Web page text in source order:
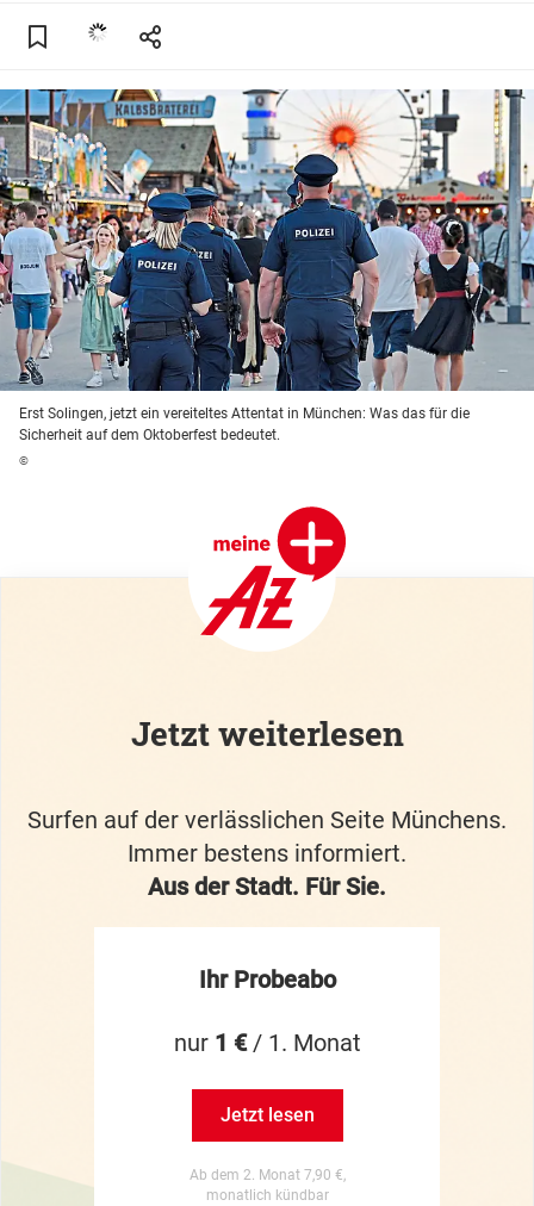
Erst Solingen, jetzt ein vereiteltes Attentat in München: Was das für die
Sicherheit auf dem Oktoberfest bedeutet.
©
Jetzt weiterlesen
Surfen auf der verlässlichen Seite Münchens.
Immer bestens informiert.
Aus der Stadt. Für Sie.
Ihr Probeabo
nur 1 €/ 1. Monat
Jetzt lesen
Ab dem 2. Monat 7,90 €,
monatlich kündbar